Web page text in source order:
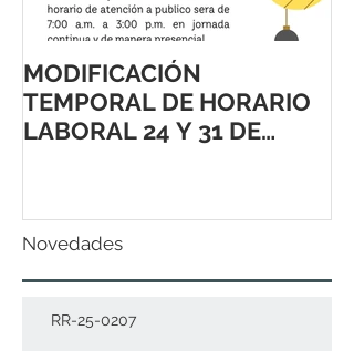
MODIFICACIÓN
TEMPORAL DE HORARIO
LABORAL 24 Y 31 DE
Novedades
RR-25-0207